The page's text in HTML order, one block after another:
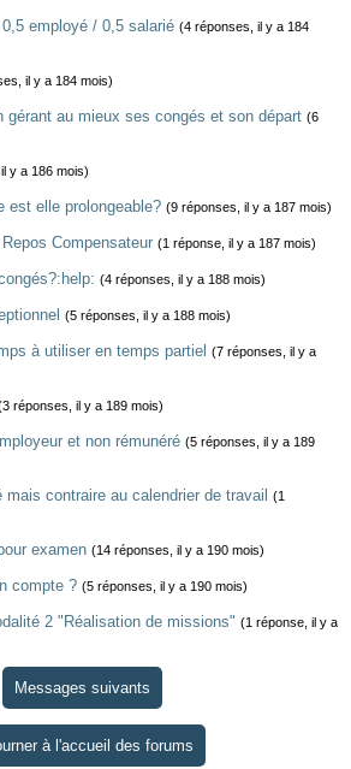
employé / 0,5 salarié (4 réponses, il y a 184
il y a 184 mois)
gérant au mieux ses congés et son départ (6
y a 186 mois)
est elle prolongeable? (9 réponses, il y a 187 mois)
Compensateur (1 réponse, il y a 187 mois)
(4 réponses, il y a 188 mois)
(5 réponses, il y a 188 mois)
à utiliser en temps partiel (7 réponses, il y a
réponses, il y a 189 mois)
et non rémunéré (5 réponses, il y a 189
contraire au calendrier de travail
(1
examen (14 réponses, il y a 190 mois)
compte ? (5 réponses, il y a 190 mois)
2 "Réalisation de missions" (1 réponse, il y a
Messages suivants
à l'accueil des forums